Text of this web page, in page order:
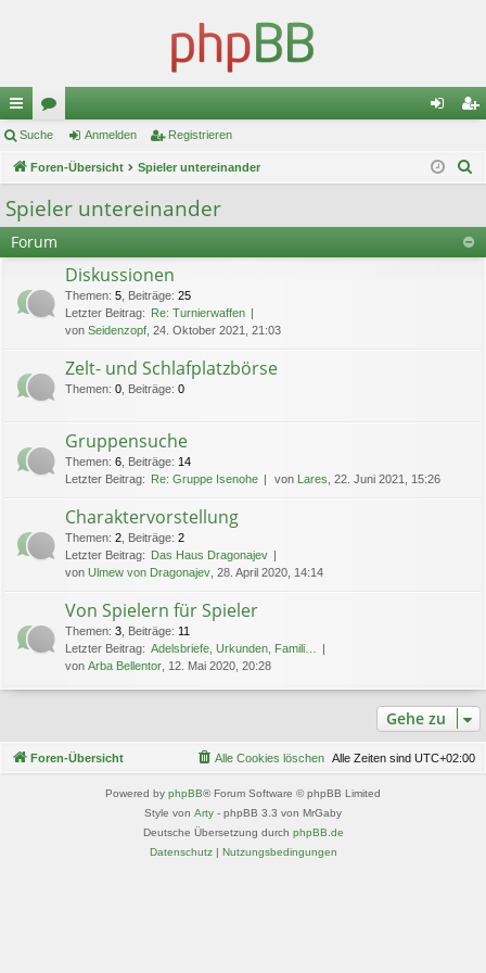
ch
ne
llz
ug
or
en m ist
re
Suche Anmelden Registrieren
Foren-Übersicht Spieler untereinander
e
Spieler untereinander
Forum
Diskussionen
Themen: 5 Beiträge: 25
Letzter Beitrag: Re: Turnierwaffen
von Seidenzopf , 24. Oktober 2021, 21:03
Zelt- und Schlafplatzbörse
Themen: 0 Beiträge: 0
Gruppensuche
Themen: 6 Beiträge: 14
Letzter Beitrag: Re: Gruppe Isenohe von Lares , 22. Juni 2021, 15:26
Charaktervorstellung
Themen: 2 Beiträge: 2
Letzter Beitrag: Das Haus Dragonajev
von Ulmew von Dragonajev , 28. April 2020, 14:14
Von Spielern für Spieler
Themen: 3 Beiträge: 11
Letzter Beitrag: Adelsbriefe, Urkunden, Famili…
von Arba Bellentor , 12. Mai 2020, 20:28
Gehe zu
Foren-Übersicht Alle Zeiten sind UTC+02:00
Alle Cookies löschen
Powered by phpBB® Forum Software © phpBB Limited
Style von Arty - phpBB 3.3 von MrGaby
Deutsche Übersetzung durch phpBB.de
Datenschutz| Nutzungsbedingungen